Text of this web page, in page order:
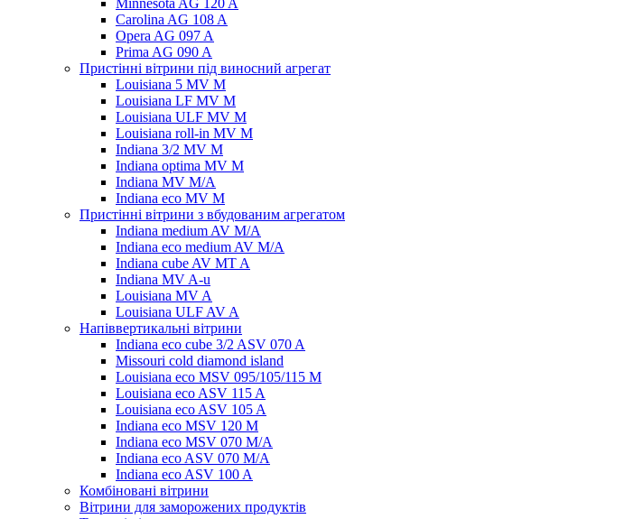
Minnesota AG 120 A
Carolina AG 108 A
Opera AG 097 A
Prima AG 090 A
Пристінні вітрини під виносний агрегат
Louisiana 5 MV M
Louisiana LF MV M
Louisiana ULF MV M
Louisiana roll-in MV M
Indiana 3/2 MV M
Indiana optima MV M
Indiana MV M/A
Indiana eco MV M
Пристінні вітрини з вбудованим агрегатом
Indiana medium AV M/A
Indiana eco medium AV M/A
Indiana cube AV MT A
Indiana MV A-u
Louisiana MV A
Louisiana ULF AV A
Напіввертикальні вітрини
Indiana eco cube 3/2 ASV 070 A
Missouri cold diamond island
Louisiana eco MSV 095/105/115 M
Louisiana eco ASV 115 A
Louisiana eco ASV 105 A
Indiana eco MSV 120 M
Indiana eco MSV 070 M/A
Indiana eco ASV 070 M/A
Indiana eco ASV 100 A
Комбіновані вітрини
Вітрини для заморожених продуктів